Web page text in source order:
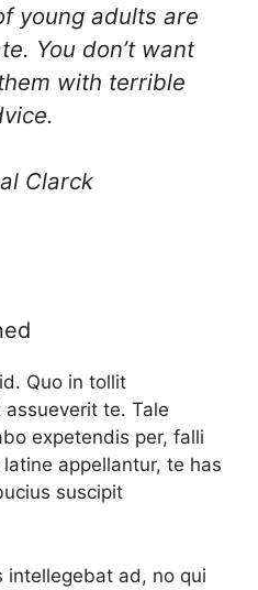
young adults are
You don’t want
with terrible
Clarck
Quo in tollit
te. Tale
expetendis per, falli
appellantur, te has
suscipit
intellegebat ad, no qui